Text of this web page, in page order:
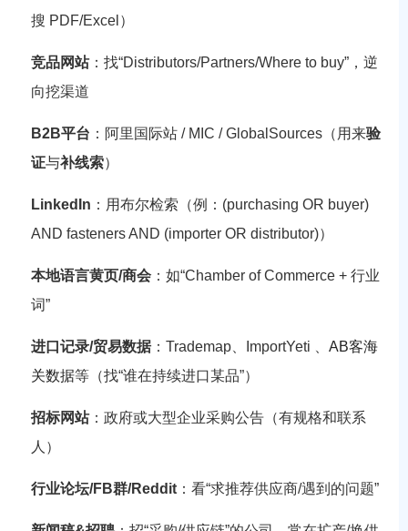
搜 PDF/Excel）
竞品网站：找“Distributors/Partners/Where to buy”，逆
向挖渠道
B2B平台 ：阿里国际站 / MIC / GlobalSources（用来验
证与补线索）
LinkedIn ：用布尔检索（例： (purchasing OR buyer)
AND fasteners AND (importer OR distributor)）
本地语言黄页/商会 ：如“Chamber of Commerce + 行业
词”
进口记录/贸易数据：Trademap、ImportYeti 、 AB客海
关数据等（找“谁在持续进口某品”）
招标网站：政府或大型企业采购公告（有规格和联系
人）
行业论坛/FB群/Reddit ：看“求推荐供应商/遇到的问题”